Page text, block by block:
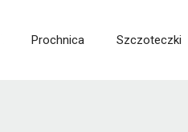
Prochnica Szczoteczki